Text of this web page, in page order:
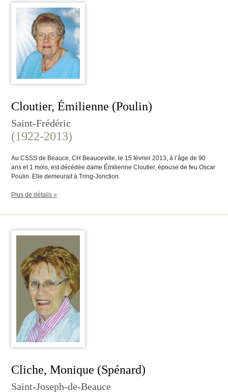
Cloutier, Émilienne (Poulin)
Saint-Frédéric
(1922-2013)
Au CSSS de Beauce, CH Beauceville, le 15 février 2013, à l’âge de 90
ans et 1 mois, est décédée dame Émilienne Cloutier, épouse de feu Oscar
Poulin. Elle demeurait à Tring-Jonction.
Plus de détails »
Cliche, Monique (Spénard)
Saint-Joseph-de-Beauce